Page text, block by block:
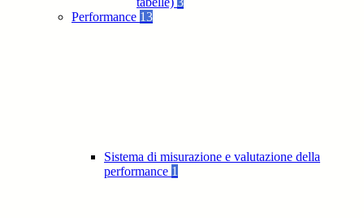
Performance 13
Sistema di misurazione e valutazione della
performance 1